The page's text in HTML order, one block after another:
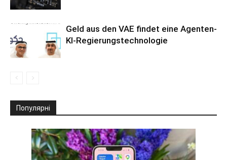
Geld aus den VAE findet eine Agenten-
KI-Regierungstechnologie
Популярні